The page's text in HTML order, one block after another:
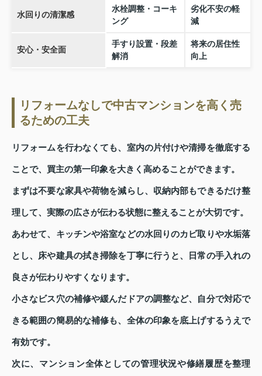
水回りの清潔感
水栓調整・コーキ
ング
劣化不安の軽
減
安心・安全面
手すり設置・段差
解消
将来の居住性
向上
リフォームなしで中古マンションを高く売
るための工夫
リフォームを行わなくても、室内の片付けや清掃を徹底する
ことで、買主の第一印象を大きく高めることができます。
まずは不要な家具や荷物を減らし、収納内部もできるだけ整
理して、実際の広さが伝わる状態に整えることが大切です。
あわせて、キッチンや浴室などの水回りのカビ取りや水垢落
とし、床や建具の拭き掃除を丁寧に行うと、日常の手入れの
良さが伝わりやすくなります。
小さなビス穴の補修や緩んだドアの調整など、自分で対応で
きる範囲の簡易的な補修も、全体の印象を底上げするうえで
有効です。
次に、マンション全体としての管理状況や修繕履歴を整理